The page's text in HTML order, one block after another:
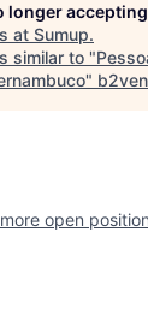
longer
at Sumup.
similar to "
"
open